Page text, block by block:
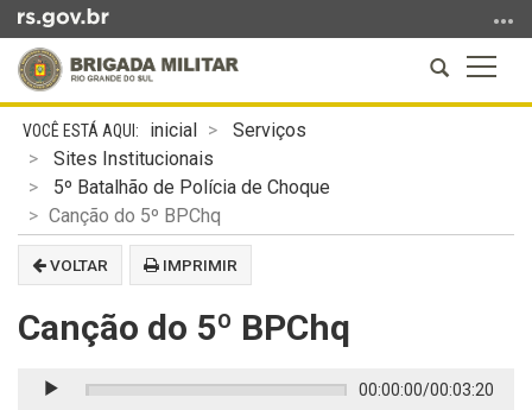
para
conteúdo
para
menu
para
busca
a
Abrir
a
Início
conteúdo
inicial
Serviços
Sites Institucionais
5º Batalhão de Polícia de Choque
Canção do 5º BPChq
VOLTAR IMPRIMIR
Canção do 5º BPChq
00:00:00/00:03:20